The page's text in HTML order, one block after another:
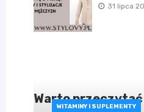
31 lipca
Warto przeczytać
WITAMINY I SUPLEMENTY